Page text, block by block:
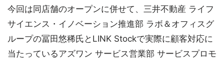
今回は同店舗のオープンに併せて、三井不動産 ライフ
サイエンス・イノベーション推進部 ラボ＆オフィスグ
ループの冨田悠稀氏とLINK Stockで実際に顧客対応に
当たっているアズワン サービス営業部 サービスプロモ